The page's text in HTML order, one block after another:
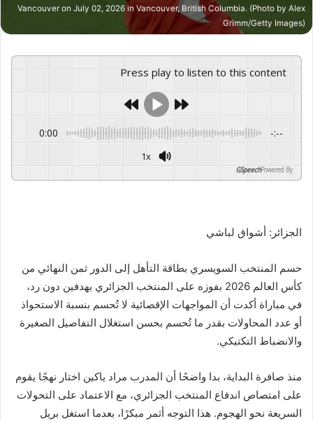
Vancouver on July 02, 2026 in Vancouver, British Columbia. (Photo by Alex
Grimm/Getty Images)
Press play to listen to this content
0:00 -:--
1x
Powered By
GSpeech
الجزائر: أشواق لباشي
حسم المنتخب السويسري بطاقة التأهل إلى الدور ثمن النهائي من
كأس العالم 2026 بفوزه على المنتخب الجزائري بهدفين دون رد،
في مباراة أكدت أن المواجهات الإقصائية لا تُحسم بنسبة الاستحواذ
أو عدد المحاولات بقدر ما تُحسم بحسن استغلال التفاصيل الصغيرة
والانضباط التكتيكي.
منذ صافرة البداية، بدا واضحًا أن المدرب مراد ياكين اختار نهجًا يقوم
على امتصاص اندفاع المنتخب الجزائري، مع الاعتماد على التحولات
السريعة نحو الهجوم. هذا التوجه أثمر مبكرًا، بعدما استغل بريل